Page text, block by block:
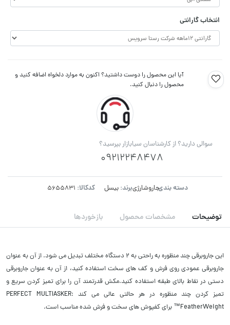
انتخاب گارانتی
آیا این محصول را دوست داشتید؟ اکنون به موارد دلخواه اضافه کنید و
محصول را دنبال کنید.
سوالی دارید؟ از کارشناسان سیابازار بپرسید؟
09212248478
دسته بندی:جاروشارژیبرند: بیسل کدکالا:
توضیحات مشخصات محصول بازخوردها
این جاروبرقی چند منظوره به راحتی به ۲ دستگاه مختلف تبدیل می شود. از آن به عنوان
جاروبرقی عمودی روی فرش و کف های سخت استفاده کنید، از آن به عنوان جاروبرقی
دستی در نقاط بالای طبقه استفاده کنید.مکش قدرتمند آن را برای تمیز کردن سریع و
تمیز کردن چند منظوره در هر حالتی عالی می کند PERFECT MULTIASKER:
FeatherWeight™ برای کفپوش های سخت و فرش شده مناسب است.